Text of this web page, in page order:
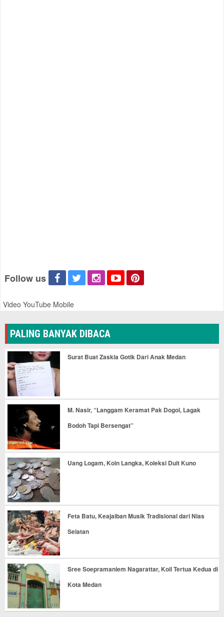
Follow us
Video YouTube Mobile
PALING BANYAK DIBACA
Surat Buat Zaskia Gotik Dari Anak Medan
M. Nasir, “Langgam Keramat Pak Dogol, Lagak
Bodoh Tapi Bersengat”
Uang Logam, Koin Langka, Koleksi Duit Kuno
Feta Batu, Keajaiban Musik Tradisional dari Nias
Selatan
Sree Soepramaniem Nagarattar, Koil Tertua Kedua di
Kota Medan